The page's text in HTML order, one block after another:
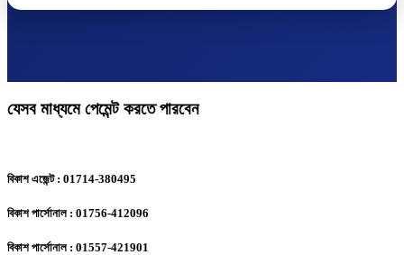
যেসব মাধ্যমে পেমেন্ট করতে পারবেন
বিকাশ এজেন্ট : 01714-380495
বিকাশ পার্সোনাল : 01756-412096
বিকাশ পার্সোনাল : 01557-421901